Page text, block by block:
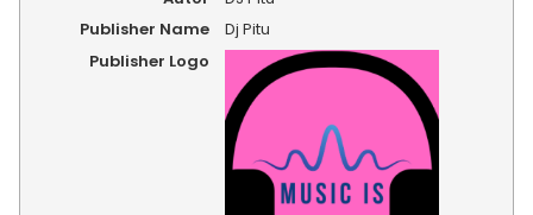
Publisher Name
Dj Pitu
Publisher Logo